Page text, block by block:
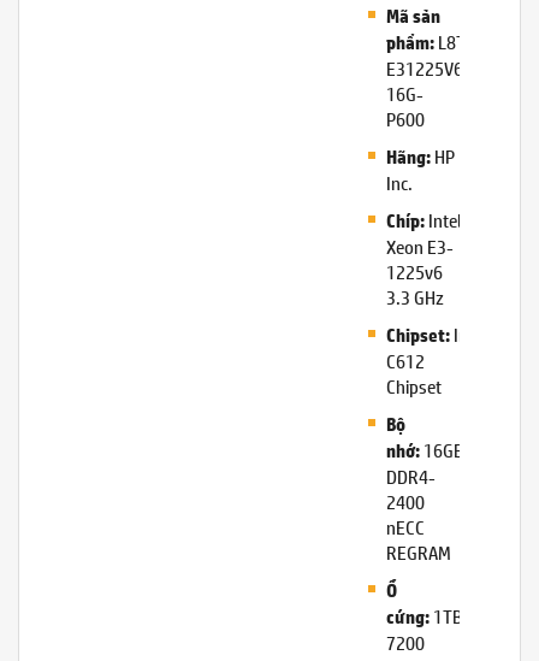
Mã sản
phẩm:L8T12AV-
E31225V6-
16G-
P600
Hãng:HP
Inc.
Chíp:Intel
Xeon E3-
1225v6
3.3 GHz
Chipset:Intel®
C612
Chipset
Bộ
nhớ:16GB
DDR4-
2400
nECC
REGRAM
Ổ
cứng:1TB
7200